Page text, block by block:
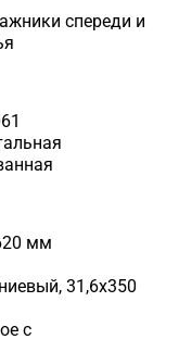
спереди и
мм
31,6х350
с